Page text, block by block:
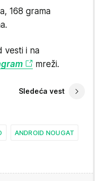
168 grama
vesti i na
mreži.
Sledeća vest
ANDROID NOUGAT